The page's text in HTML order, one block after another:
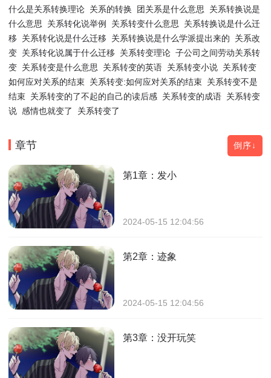
什么是关系转换理论 关系的转换 团关系是什么意思
关系转换说是
什么意思
关系转化说举例 关系转变什么意思
关系转换说是什么迁
移
关系转化说是什么迁移 关系转换说是什么学派提出来的
关系改
变 关系转化说属于什么迁移 关系转变理论 子公司之间劳动关系转
变 关系转变是什么意思 关系转变的英语 关系转变小说 关系转变
如何应对关系的结束 关系转变:如何应对关系的结束 关系转变不是
结束 关系转变的了不起的自己的读后感 关系转变的成语 关系转变
说 感情也就变了 关系转变了
章节 倒序↓
第1章：发小
2024-05-15 12:04:56
第2章：迹象
2024-05-15 12:04:56
第3章：没开玩笑